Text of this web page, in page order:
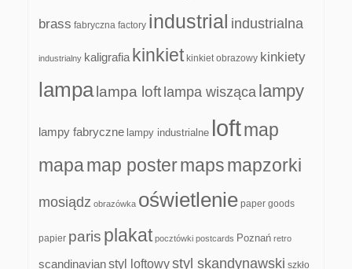
brass fabryczna factory industrial industrialna
industrialny kaligrafia kinkiet kinkiet obrazowy kinkiety
lampa lampa loft lampa wisząca lampy
lampy fabryczne lampy industrialne loftmap
mapamap postermapsmapzorki
mosiądz obrazówka oświetlenie paper goods
papier paris plakat pocztówki postcards Poznań retro
scandinavianstyl loftowystyl skandynawski szkło